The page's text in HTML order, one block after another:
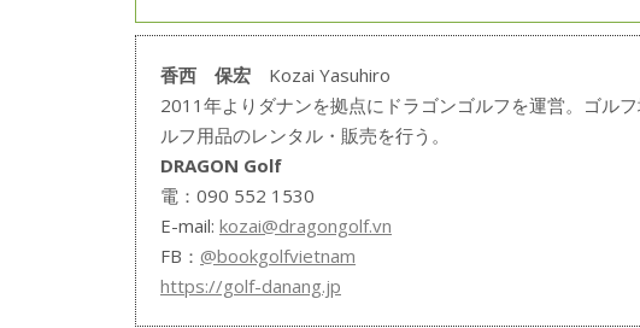
香西 保宏 Kozai Yasuhiro
2011年よりダナンを拠点にドラゴンゴルフを運営。ゴル
ルフ用品のレンタル・販売を行う。
DRAGON Golf
電：090 552 1530
E-mail: kozai@dragongolf.vn
FB： @bookgolfvietnam
https://golf-danang.jp